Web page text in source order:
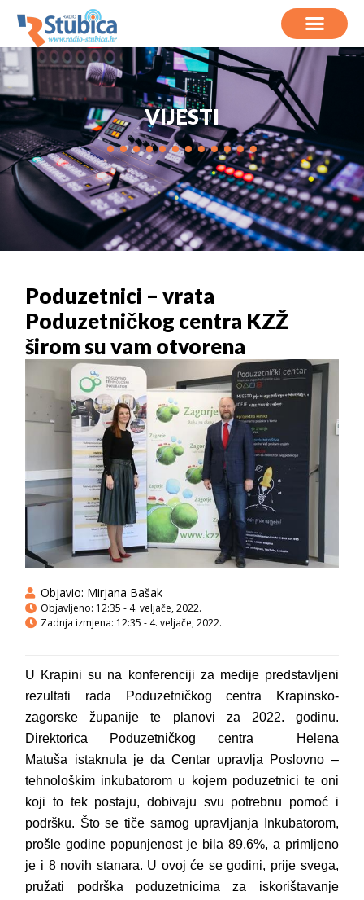
VIJESTI
Poduzetnici – vrata
Poduzetničkog centra KZŽ
širom su vam otvorena
Objavio: Mirjana Bašak
Objavljeno: 12:35 - 4. veljače, 2022.
Zadnja izmjena: 12:35 - 4. veljače, 2022.
U Krapini su na konferenciji za medijepredstavljeni
rezultati rada Poduzetničkog centra Krapinsko-
zagorske županije te planovi za 2022. godinu.
Direktorica Poduzetničkog centra
Helena
Matuša istaknula je da Centar upravlja Poslovno –
tehnološkim inkubatorom u kojem poduzetnici te oni
koji to tek postaju, dobivaju svu potrebnu pomoć i
podršku. Što se tiče samog upravljanja Inkubatorom,
prošle godine popunjenost je bila 89,6%, a primljeno
je i 8 novih stanara. U ovoj će se godini, prije svega,
pružati podrška poduzetnicima za iskorištavanje